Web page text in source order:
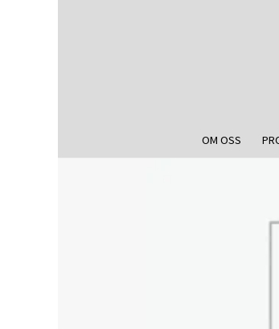
OM OSS